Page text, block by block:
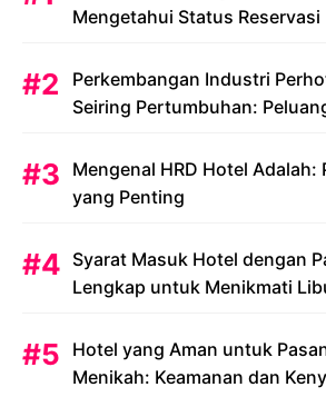
Mengetahui Status Reservasi
Perkembangan Industri
Seiring Pertumbuhan:
Mengenal HRD Hotel Adalah:
yang Penting
Syarat Masuk Hotel dengan
Lengkap untuk Menikmati
Hotel yang Aman untuk
Menikah: Keamanan dan